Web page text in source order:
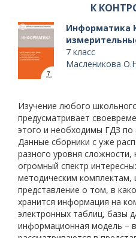
К
Информатика
7 класс
Масленикова
Изучение любого
предусматривает
этого и необходимы ГДЗ по
Данные сборники с уже
разного уровня
огромный спектр
методическим комплектам,
представление о том, в
хранится информация на
электронных таблиц, базы
информационная модель –